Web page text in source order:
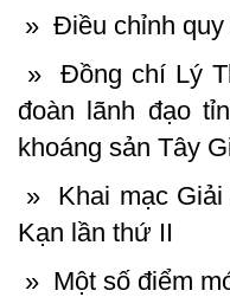
» Điều chỉnh
»
Đồng chí Lý
đoàn lãnh đạo
khoáng sản Tây
»
Khai mạc
Kạn lần thứ II
» Một số điểm